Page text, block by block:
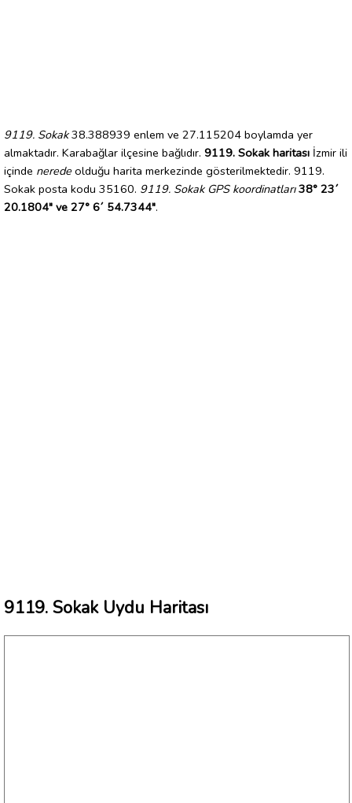
9119. Sokak38.388939 enlem ve 27.115204 boylamda yer
almaktadır. Karabağlar ilçesine bağlıdır. 9119. Sokak haritası İzmir ili
içinde nerede olduğu harita merkezinde gösterilmektedir. 9119.
Sokak posta kodu 35160. 9119. Sokak GPS koordinatları 38° 23´
20.1804" ve 27° 6´ 54.7344".
9119. Sokak Uydu Haritası